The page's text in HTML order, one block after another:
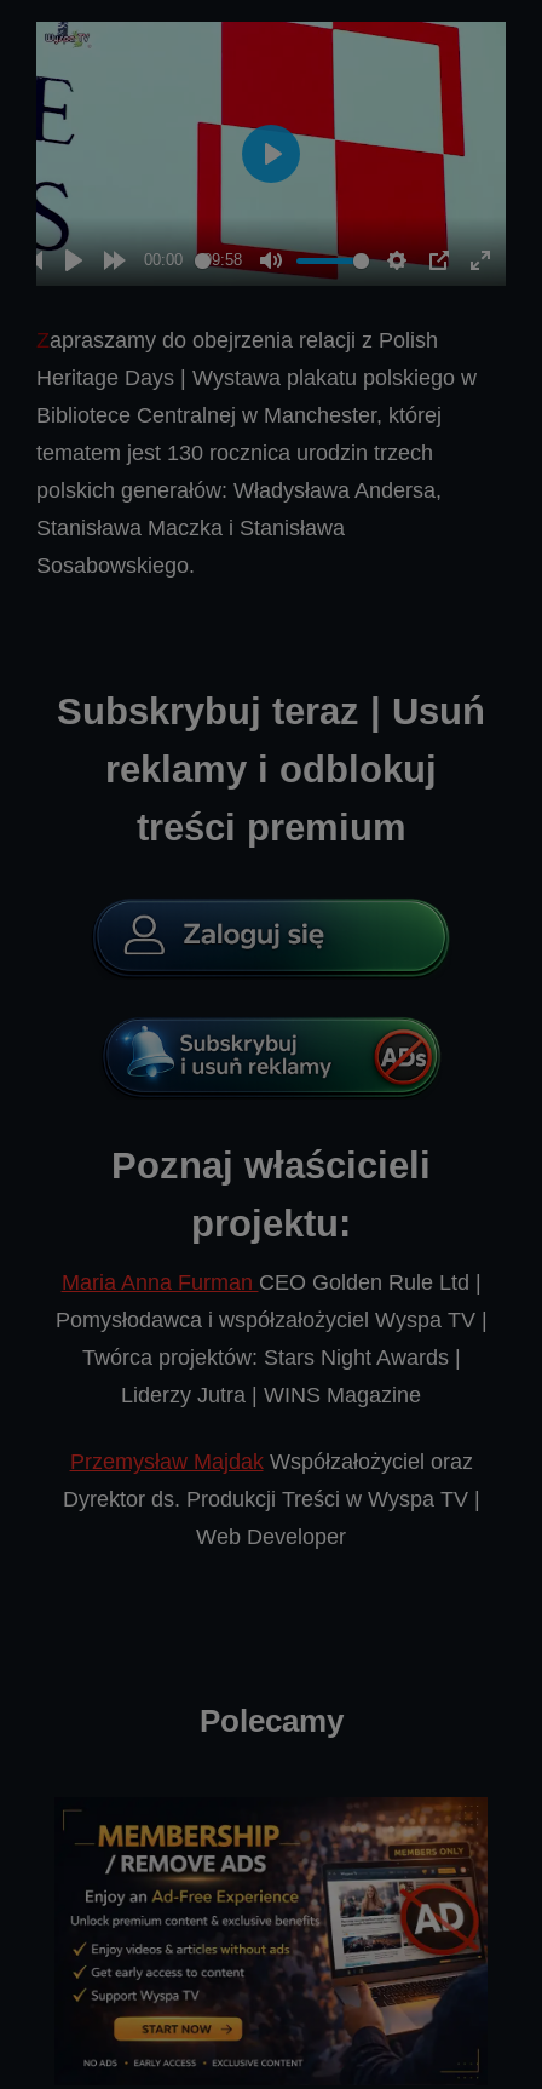
Zapraszamy do obejrzenia relacji z Polish
Heritage Days | Wystawa plakatu polskiego w
Bibliotece Centralnej w Manchester, której
tematem jest 130 rocznica urodzin trzech
polskich generałów: Władysława Andersa,
Stanisława Maczka i Stanisława
Sosabowskiego.
Subskrybuj teraz | Usuń
reklamy i odblokuj
treści premium
Poznaj właścicieli
projektu:
Maria Anna Furman CEO Golden Rule Ltd |
Pomysłodawca i współzałożyciel Wyspa TV |
Twórca projektów: Stars Night Awards |
Liderzy Jutra | WINS Magazine
Przemysław MajdakWspółzałożyciel oraz
Dyrektor ds. Produkcji Treści w Wyspa TV |
Web Developer
Polecamy